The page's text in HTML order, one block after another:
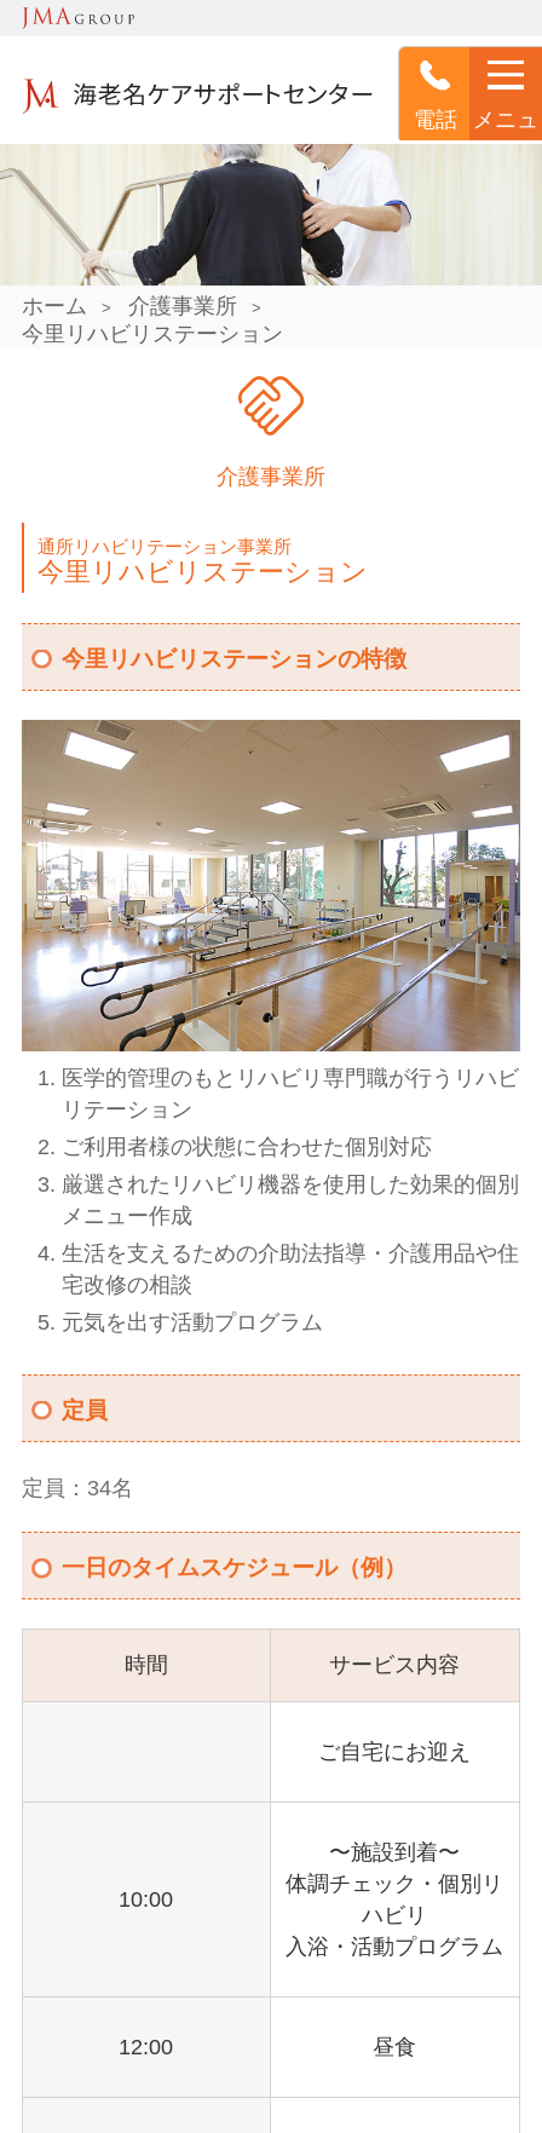
電話
メニュ
ー
ホーム > 介護事業所 >
今里リハビリステーション
介護事業所
通所リハビリテーション事業所
今里リハビリステーション
今里リハビリステーションの特徴
医学的管理のもとリハビリ専門職が行うリハビ
リテーション
ご利用者様の状態に合わせた個別対応
厳選されたリハビリ機器を使用した効果的個別
メニュー作成
生活を支えるための介助法指導・介護用品や住
宅改修の相談
元気を出す活動プログラム
定員
定員：34名
一日のタイムスケジュール（例）
時間 サービス内容
ご自宅にお迎え
10:00
〜施設到着〜
体調チェック・個別リ
ハビリ
入浴・活動プログラム
12:00 昼食